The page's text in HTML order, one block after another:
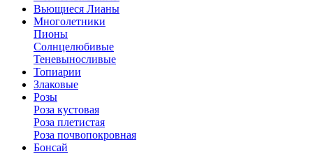
Вьющиеся Лианы
Многолетники
Пионы
Солнцелюбивые
Теневыносливые
Топиарии
Злаковые
Розы
Роза кустовая
Роза плетистая
Роза почвопокровная
Бонсай